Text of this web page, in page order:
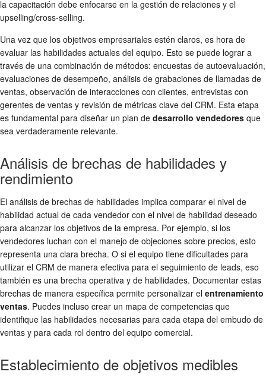
la capacitación debe enfocarse en la gestión de relaciones y el
upselling/cross-selling.
Una vez que los objetivos empresariales estén claros, es hora de
evaluar las habilidades actuales del equipo. Esto se puede lograr a
través de una combinación de métodos: encuestas de autoevaluación,
evaluaciones de desempeño, análisis de grabaciones de llamadas de
ventas, observación de interacciones con clientes, entrevistas con
gerentes de ventas y revisión de métricas clave del CRM. Esta etapa
es fundamental para diseñar un plan de desarrollo vendedores que
sea verdaderamente relevante.
Análisis de brechas de habilidades y
rendimiento
El análisis de brechas de habilidades implica comparar el nivel de
habilidad actual de cada vendedor con el nivel de habilidad deseado
para alcanzar los objetivos de la empresa. Por ejemplo, si los
vendedores luchan con el manejo de objeciones sobre precios, esto
representa una clara brecha. O si el equipo tiene dificultades para
utilizar el CRM de manera efectiva para el seguimiento de leads, eso
también es una brecha operativa y de habilidades. Documentar estas
brechas de manera específica permite personalizar el entrenamiento
ventas. Puedes incluso crear un mapa de competencias que
identifique las habilidades necesarias para cada etapa del embudo de
ventas y para cada rol dentro del equipo comercial.
Establecimiento de objetivos medibles